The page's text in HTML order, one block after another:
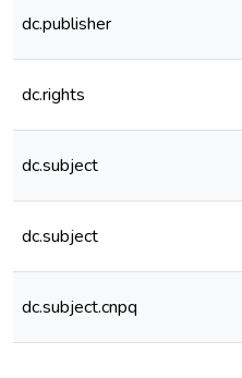
dc.publisher
dc.rights
dc.subject
dc.subject
dc.subject.cnpq